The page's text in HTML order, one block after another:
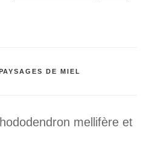
PAYSAGES DE MIEL
mellifère et